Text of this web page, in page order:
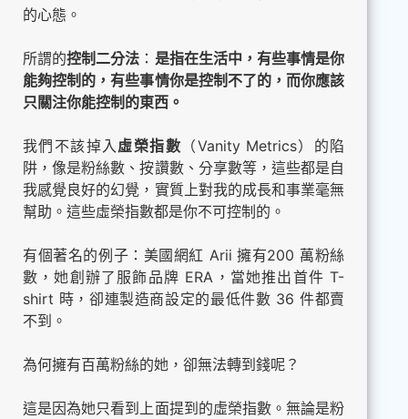
的心態。
所謂的控制二分法 ： 是指在生活中，有些事情是你
能夠控制的，有些事情你是控制不了的，而你應該
只關注你能控制的東西。
我們不該掉入虛榮指數 （Vanity Metrics）的陷
阱，像是粉絲數、按讚數、分享數等，這些都是自
我感覺良好的幻覺，實質上對我的成長和事業毫無
幫助。這些虛榮指數都是你不可控制的。
有個著名的例子：美國網紅 Arii 擁有200 萬粉絲
數，她創辦了服飾品牌 ERA，當她推出首件 T-
shirt 時，卻連製造商設定的最低件數 36 件都賣
不到。
為何擁有百萬粉絲的她，卻無法轉到錢呢？
這是因為她只看到上面提到的虛榮指數。無論是粉